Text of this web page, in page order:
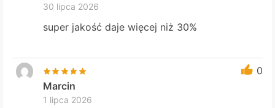
30 lipca 2026
super jakość daje więcej niż 30%
0
Marcin
1 lipca 2026